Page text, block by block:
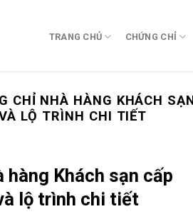
TRANG CHỦ CHỨNG CHỈ
CHỈ NHÀ HÀNG KHÁCH
LỘ TRÌNH CHI TIẾT
Khách sạn cấp
lộ trình chi tiết